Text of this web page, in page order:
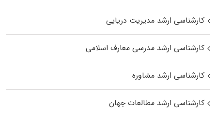
کارشناسی ارشد مدیریت دریایی
کارشناسی ارشد مدرسی معارف اسلامی
کارشناسی ارشد مشاوره
کارشناسی ارشد مطالعات جهان